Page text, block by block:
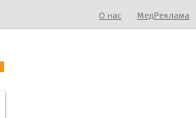
О нас МедРеклама